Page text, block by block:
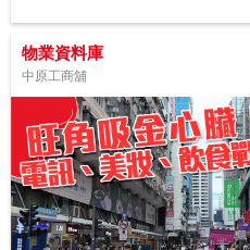
物業資料庫
中原工商舖